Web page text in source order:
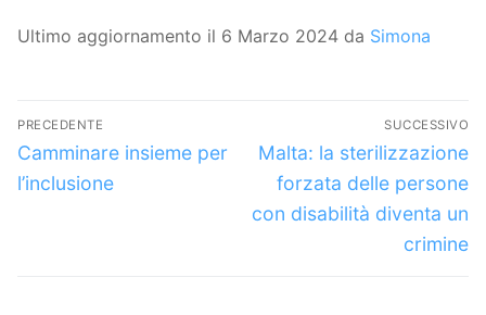
Ultimo aggiornamento il 6 Marzo 2024 da Simona
Navigazione
articoli
PRECEDENTE
Articolo
precedente:
Camminare insieme per
l’inclusione
SUCCESSIVO
Articolo
successivo:
Malta: la sterilizzazione
forzata delle persone
con disabilità diventa un
crimine